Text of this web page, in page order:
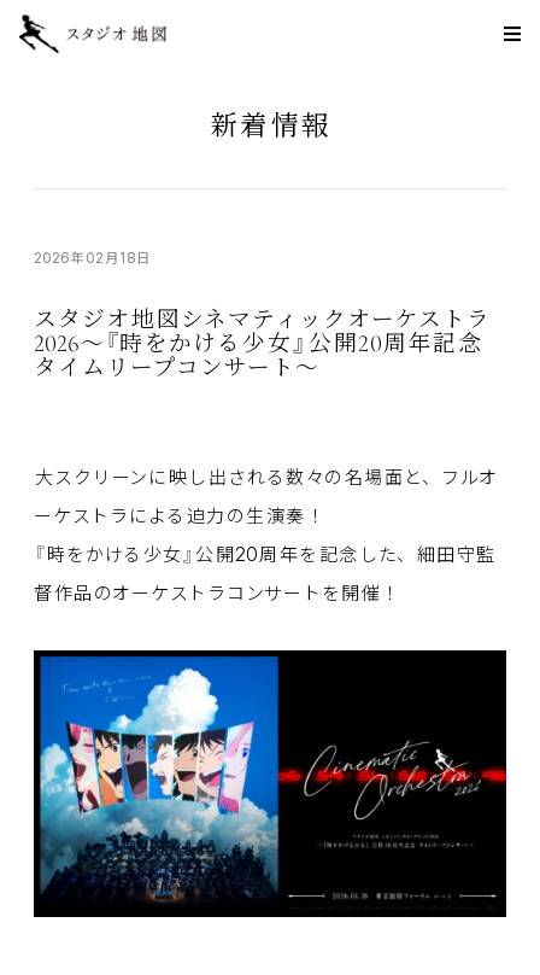
新着情報
2026年 02 月 18 日
スタジオ地図 シネマティックオーケストラ
2026〜『時をかける 少女』 公開20周年記念
タイムリープコンサート〜
大 スクリーンに 映 し 出 される 数々の 名場面 と、フルオ
ーケストラによる 迫力 の 生演奏 ！
『時をかける 少女 』 公開20周年を 記念 した、 細田守監
督作品 のオーケストラコンサートを 開催 ！